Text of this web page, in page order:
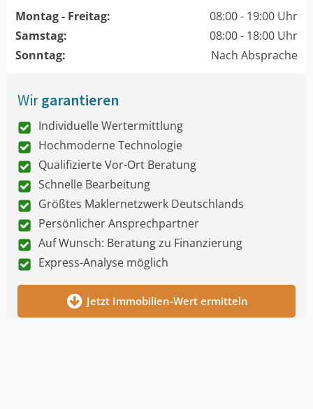
Montag - Freitag:
08:00 - 19:00 Uhr
Samstag:
08:00 - 18:00 Uhr
Sonntag:
Nach Absprache
Wirgarantieren
Individuelle Wertermittlung
Hochmoderne Technologie
Qualifizierte Vor-Ort Beratung
Schnelle Bearbeitung
Größtes Maklernetzwerk Deutschlands
Persönlicher Ansprechpartner
Auf Wunsch: Beratung zu Finanzierung
Express-Analyse möglich
Jetzt Immobilien-Wert ermitteln